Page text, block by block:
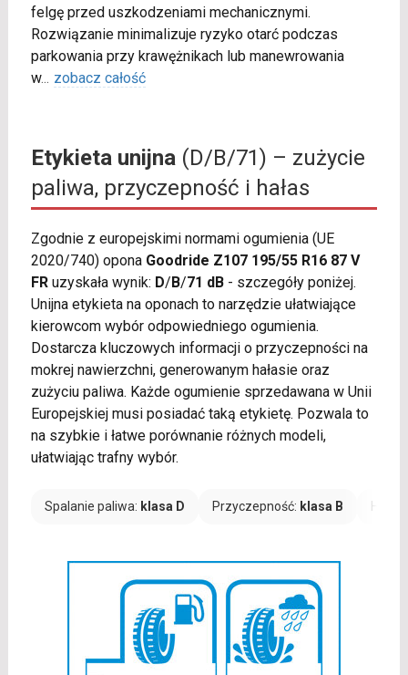
felgę przed uszkodzeniami mechanicznymi.
Rozwiązanie minimalizuje ryzyko otarć podczas
parkowania przy krawężnikach lub manewrowania
w... zobacz całość
Etykieta unijna(D/B/71) – zużycie
paliwa, przyczepność i hałas
Zgodnie z europejskimi normami ogumienia (UE
2020/740) opona Goodride Z107 195/55 R16 87 V
FRuzyskała wynik: D/B/71 dB- szczegóły poniżej.
Unijna etykieta na oponach to narzędzie ułatwiające
kierowcom wybór odpowiedniego ogumienia.
Dostarcza kluczowych informacji o przyczepności na
mokrej nawierzchni, generowanym hałasie oraz
zużyciu paliwa. Każde ogumienie sprzedawana w Unii
Europejskiej musi posiadać taką etykietę. Pozwala to
na szybkie i łatwe porównanie różnych modeli,
ułatwiając trafny wybór.
Spalanie paliwa: klasa D Przyczepność: klasa B